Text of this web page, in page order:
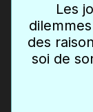
Les
des
soi de